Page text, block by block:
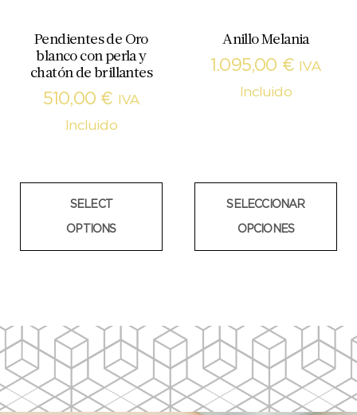
Pendientes de Oro
blanco con perla y
chatón de brillantes
510,00 €
IVA
Incluido
SELECT
OPTIONS
Anillo Melania
1.095,00 €
IVA
Incluido
SELECCIONAR
OPCIONES